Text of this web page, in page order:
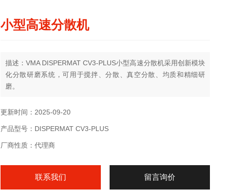
小型高速分散机
描述：VMA DISPERMAT CV3-PLUS小型高速分散机采用创新模块
化分散研磨系统，可用于搅拌、分散、真空分散、均质和精细研
磨。
更新时间：2025-09-20
产品型号：DISPERMAT CV3-PLUS
厂商性质：代理商
联系我们 留言询价